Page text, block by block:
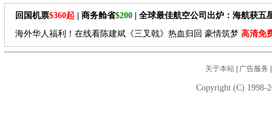
回国机票$360起 | 商务舱省$200 | 全球最佳航空公司出炉：海航获五
海外华人福利！在线看陈建斌《三叉戟》热血归回 豪情筑梦 高清免
关于本站| 广告服务
Copyright (C) 1998-